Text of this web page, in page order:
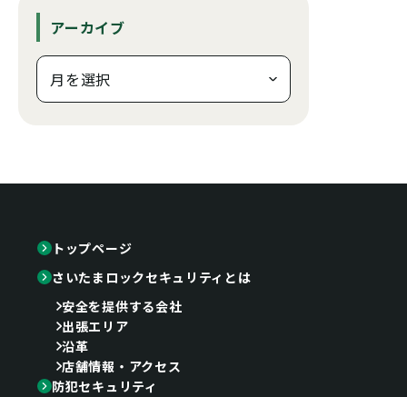
アーカイブ
トップページ
さいたまロックセキュリティとは
安全を提供する会社
出張エリア
沿革
店舗情報・アクセス
防犯セキュリティ